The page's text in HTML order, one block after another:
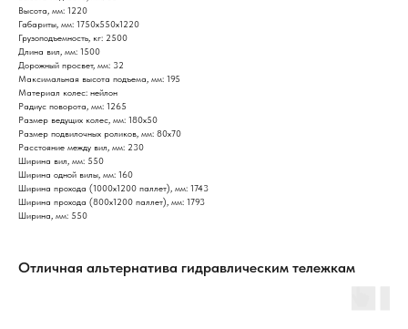
Высота, мм: 1220
Габариты, мм: 1750х550х1220
Грузоподъемность, кг: 2500
Длина вил, мм: 1500
Дорожный просвет, мм: 32
Максимальная высота подъема, мм: 195
Материал колес: нейлон
Радиус поворота, мм: 1265
Размер ведущих колес, мм: 180х50
Размер подвилочных роликов, мм: 80х70
Расстояние между вил, мм: 230
Ширина вил, мм: 550
Ширина одной вилы, мм: 160
Ширина прохода (1000х1200 паллет), мм: 1743
Ширина прохода (800х1200 паллет), мм: 1793
Ширина, мм: 550
Отличная альтернатива гидравлическим тележкам